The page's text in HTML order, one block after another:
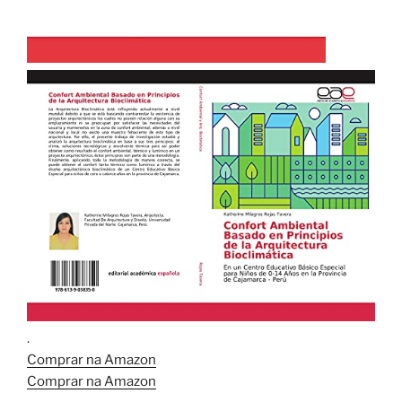
.
Comprar na Amazon
Comprar na Amazon